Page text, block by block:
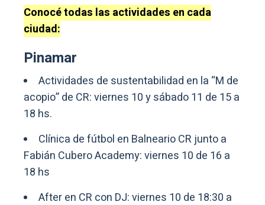
Conocé todas las actividades en cada
ciudad:
Pinamar
Actividades de sustentabilidad en la “M de
acopio” de CR: viernes 10 y sábado 11 de 15 a
18 hs.
Clínica de fútbol en Balneario CR junto a
Fabián Cubero Academy: viernes 10 de 16 a
18 hs
After en CR con DJ: viernes 10 de 18:30 a